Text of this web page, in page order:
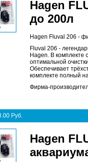
Hagen
до 200л
Hagen Fluval 206 -
Fluval 206 -
Hagen. В
оптимальной
Обеспечивает
комплекте полный
Фирма-
Руб.
Hagen